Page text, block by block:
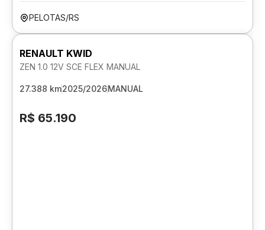
PELOTAS/RS
RENAULT KWID
ZEN 1.0 12V SCE FLEX MANUAL
27.388 km2025/2026MANUAL
R$ 65.190